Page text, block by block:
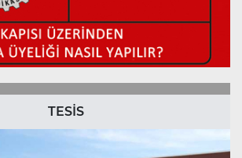
TESİS